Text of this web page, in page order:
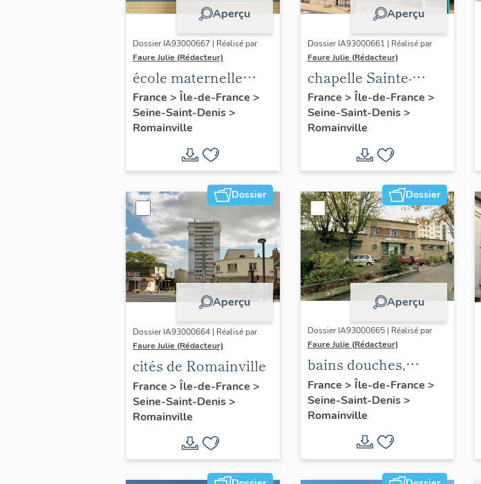
Aperçu
Dossier IA93000667 | Réalisé par
Faure Julie (Rédacteur)
école maternelle
Danièle Casanova
France > Île-de-France >
Seine-Saint-Denis>
Romainville
Aperçu
Dossier IA93000661 | Réalisé par
Faure Julie (Rédacteur)
chapelle Sainte-
Solange
France > Île-de-France >
Seine-Saint-Denis>
Romainville
Dossier
Aperçu
Dossier IA93000664 | Réalisé par
Faure Julie (Rédacteur)
cités de Romainville
France > Île-de-France >
Seine-Saint-Denis>
Romainville
Dossier
Aperçu
Dossier IA93000665 | Réalisé par
Faure Julie (Rédacteur)
bains douches,
actuellement centre
médico-social
France > Île-de-France >
Seine-Saint-Denis>
Romainville